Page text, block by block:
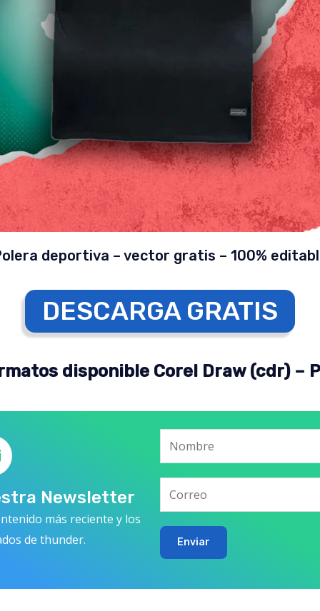
deportiva – vector gratis – 100%
DESCARGA GRATIS
disponible Corel Draw (cdr) –
Newsletter
más reciente y los
de thunder.
Enviar